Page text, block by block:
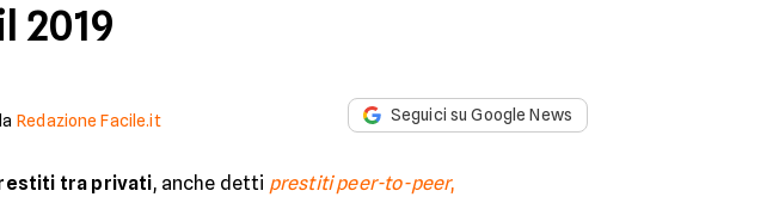
2019
Redazione Facile.it Seguici su Google News
tra privati, anche detti prestiti peer-to-peer,